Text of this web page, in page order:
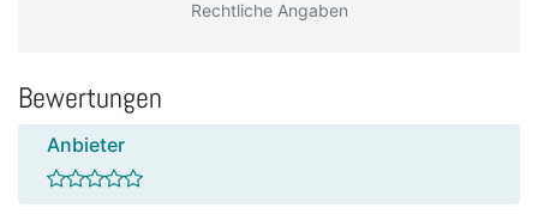
Rechtliche Angaben
Bewertungen
Anbieter